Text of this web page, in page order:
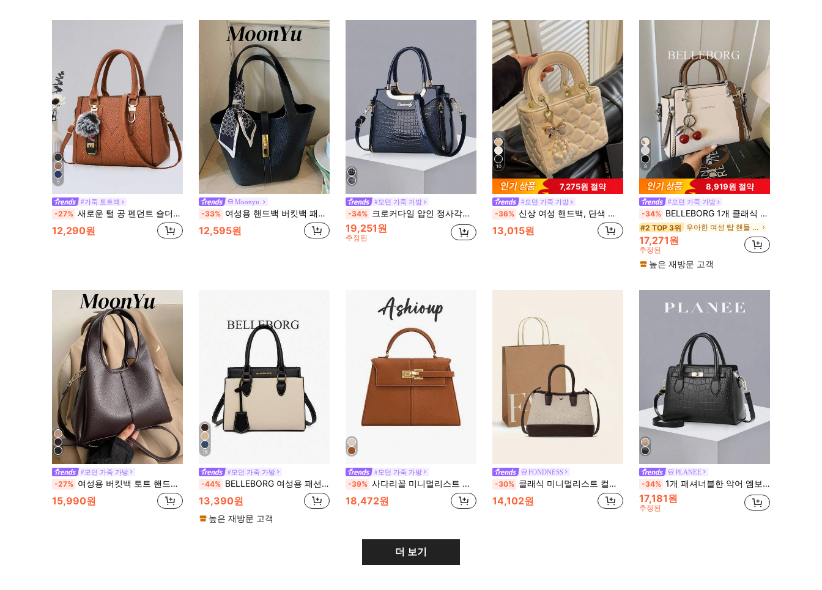
5
#가죽 토트백
-27% 새로운 털 공 펜던트 숄더백, 캐주얼 스타일, 어머니 날 선물, 엄마를 위한 필수품, 사무실, 대학교, 직장, 사업, 통근, 야외, 여행 및 다양한 경우에 적합
12,290원
Moonyu.
-33% 여성용 핸드백 버킷백 패션 클립 우아한 미니멀리스트 쇼핑 출퇴근 비즈니스 스카프 매칭 블랙 백
12,595원
#모던 가죽 가방
-34% 크로커다일 압인 정사각형 핸드백, 토트백, 클래식 패션 숄더백, 레이디스 텍스처드 오피스백
19,251원
추정된
10
7,275원 절약
#모던 가죽 가방
-36% 신상 여성 핸드백, 단색 미니멀리스트 PU 레더 스퀘어 백, 데이트, 쇼핑에 우아하고 세련된 착용 적합, 다용도, 스카프, 리본, 진주 액세서리 포함, 발렌타인데이 선물, 우아한 진주 백, 최고의 어머니날 선물
13,015원
8
8,919원 절약
#모던 가죽 가방
-34% BELLEBORG 1개 클래식 여성 핸드백 지퍼 클로저, 비즈니스, 일상 및 캐주얼 용도에 적합
#2 TOP 3위 우아한 여성 탑 핸들 가방
17,271원
추정된
높은 재방문 고객
#모던 가죽 가방
-27% 여성용 버킷백 토트 핸드백, 패션 미니멀리스트 통근 우아한 고급 블랙 크로스바디 숄더백
15,990원
16
#모던 가죽 가방
-44% BELLEBORG 여성용 패션 컬러블록 숄더백, 여성 고급스러운 백, 눈길을 끄는 여성용 업무 가방
13,390원
높은 재방문 고객
#모던 가죽 가방
-39% 사다리꼴 미니멀리스트 여성 탑 핸들 백, 프리미엄 다용도 크로스바디 백, 패션 니치 핸드백, 통근 가방
18,472원
FONDNESS
-30% 클래식 미니멀리스트 컬러 블록 여성용 핸드백, 리벳 숄더 크로스바디 백, 프렌치 레트로 캔버스 토트백, 패셔너블한 패치워크 패브릭 백, 데일리 출퇴근, 쇼핑, 데이트, 다용도에 적합
14,102원
PLANEE
-34% 1개 패셔너블한 악어 엠보싱 여성 핸드백, 대용량 숄더백, 우아하고 다재다능하며 데이트, 쇼핑, 어머니날 선물에 적합
17,181원
추정된
더 보기